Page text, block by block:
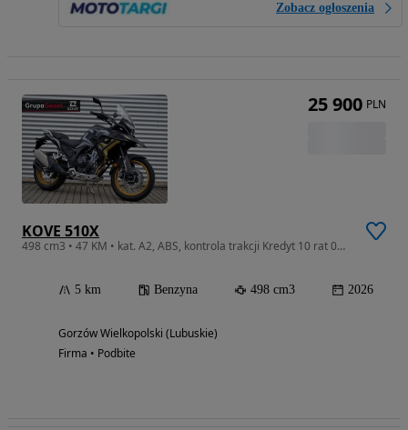
Zobacz ogłoszenia
KOVE 510X
498 cm3 • 47 KM • kat. A2, ABS, kontrola trakcji Kredyt 10 rat 0% !!!
5 km Benzyna 498 cm3 2026
Gorzów Wielkopolski (Lubuskie)
Firma • Podbite
25 900 PLN